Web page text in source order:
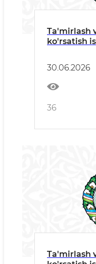
Ta'mirlash
ko'rsatish
30.06.2026
36
Ta'mirlash